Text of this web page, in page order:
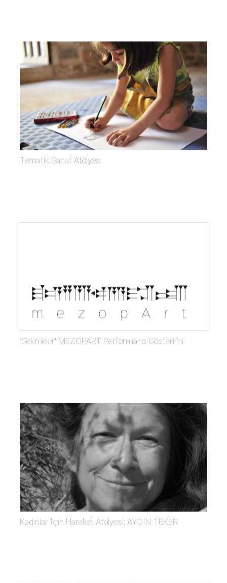
Tematik Sanat Atölyesi
'Sekmeler' MEZOPART Performans Gösterimi
Kadınlar İçin Hareket Atölyesi: AYDIN TEKER